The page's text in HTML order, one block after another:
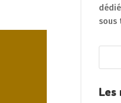
sous
Les